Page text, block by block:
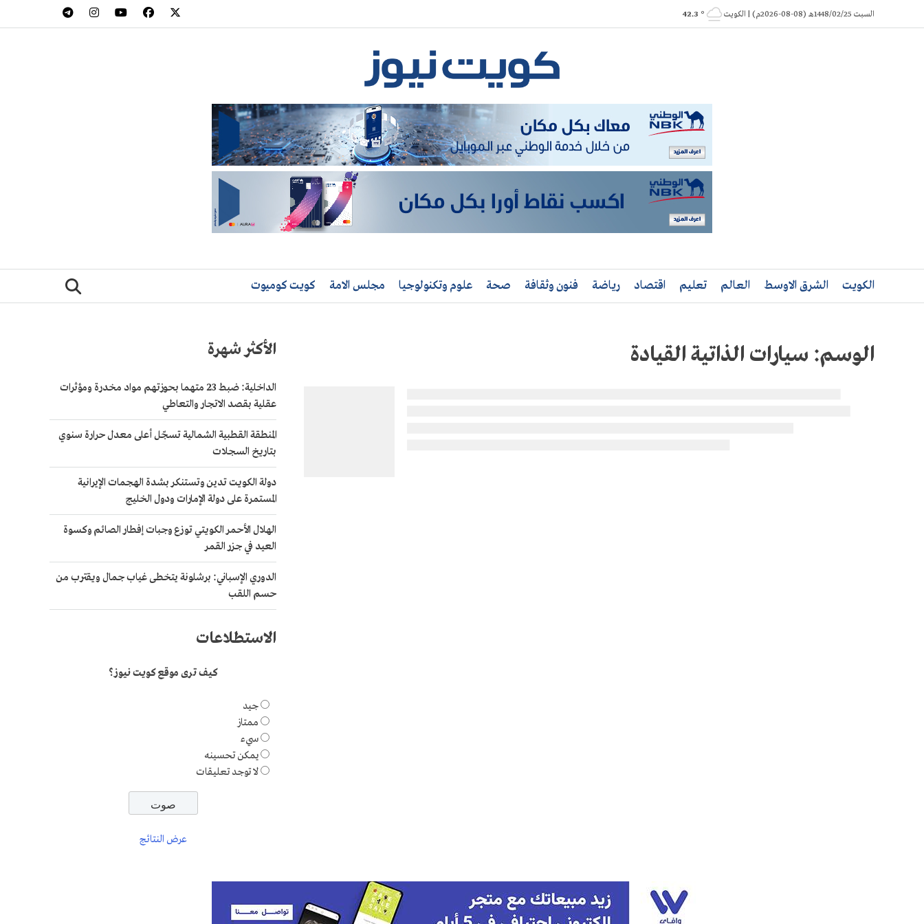
to
السبت 1448/02/25هـ (08-08-2026م) | الكويت ° 42.3
الكويت الشرق الاوسط العالم تعليم اقتصاد رياضة فنون وثقافة صحة علوم وتكنولوجيا مجلس الامة كويت كوميوت
الوسم: سيارات الذاتية القيادة الأكثر شهرة
الداخلية: ضبط 23 متهما بحوزتهم مواد مخدرة ومؤثرات
عقلية بقصد الاتجار والتعاطي
المنطقة القطبية الشمالية تسجّل أعلى معدل حرارة سنوي
بتاريخ السجلات
دولة الكويت تدين وتستنكر بشدة الهجمات الإيرانية
المستمرة على دولة الإمارات ودول الخليج
الهلال الأحمر الكويتي توزع وجبات إفطار الصائم وكسوة
العيد في جزر القمر
الدوري الإسباني: برشلونة يتخطى غياب جمال ويقترب من
حسم اللقب
الاستطلاعات
كيف ترى موقع كويت نيوز؟
جيد
ممتاز
سيء
يمكن تحسينه
لا توجد تعليقات
عرض النتائج